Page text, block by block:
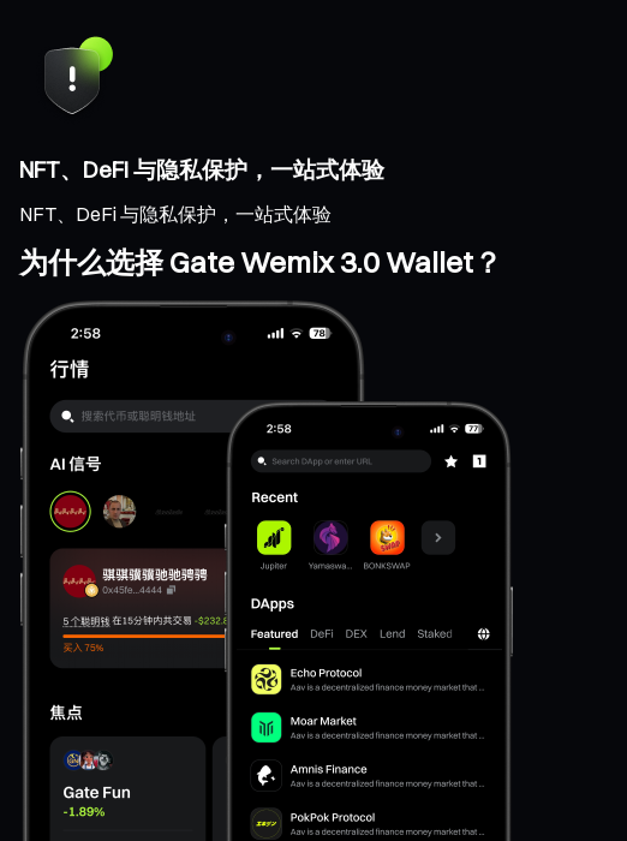
NFT、DeFi 与隐私保护，一站式体验
NFT、DeFi 与隐私保护，一站式体验
为什么选择 Gate Wemix 3.0 Wallet？